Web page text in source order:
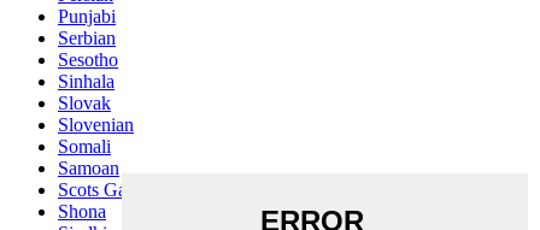
Punjabi
Serbian
Sesotho
Sinhala
Slovak
Slovenian
Somali
Samoan
Scots Gaelic
Shona